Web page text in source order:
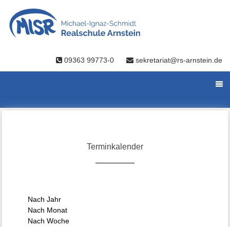
09363 99773-0 sekretariat@rs-arnstein.de
Terminkalender
Nach Jahr
Nach Monat
Nach Woche